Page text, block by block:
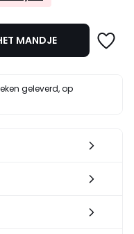
MANDJE
geleverd, op